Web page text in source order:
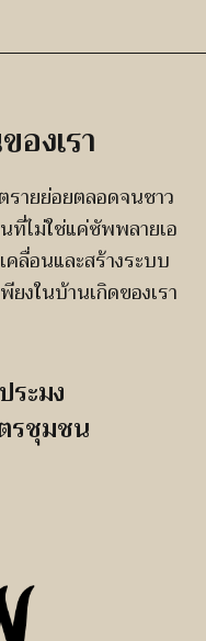
องเรา
รายย่อยตลอดจนชาว
ไม่ใช่แค่ซัพพลายเอ
ลื่อนและสร้างระบบ
งในบ้านเกิดของเรา
ระมง
รชุมชน